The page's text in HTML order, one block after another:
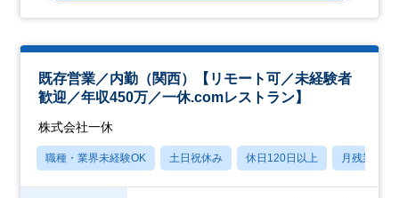
既存営業／内勤（関西）【リモート可／未経験者
歓迎／年収450万／一休.comレストラン】
株式会社一休
職種・業界未経験OK 土日祝休み 休日120日以上 月残業20